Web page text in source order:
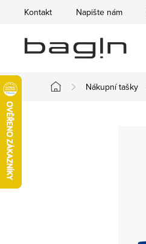
obsah
Kontakt Napište nám
Domů
Nákupní tašky